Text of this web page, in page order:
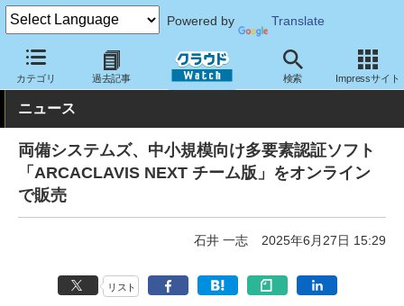
Powered by Translate
カテゴリ 過去記事 検索 Impressサイト
クラウド Watch セキュリティ セキュリティソフト
ニュース
両備システムズ、中小規模向け多要素認証ソフト
「ARCACLAVIS NEXT チーム版」をオンライン
で販売
石井 一志 2025年6月27日 15:29
リスト